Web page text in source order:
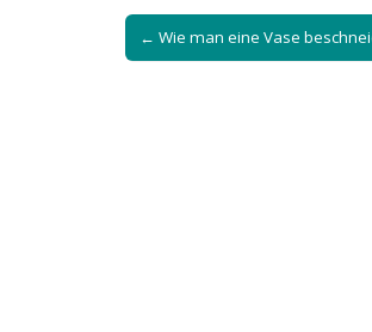
Post
navigation
← Wie man eine Vase